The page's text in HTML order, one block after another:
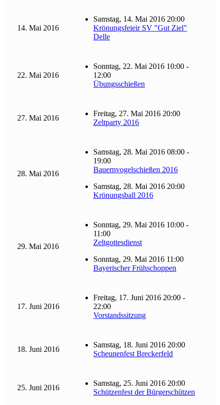
14. Mai 2016
Samstag, 14. Mai 2016 20:00
Krönungsfeieir SV "Gut Ziel"
Delle
22. Mai 2016
Sonntag, 22. Mai 2016 10:00 -
12:00
Übungsschießen
27. Mai 2016
Freitag, 27. Mai 2016 20:00
Zeltparty 2016
28. Mai 2016
Samstag, 28. Mai 2016 08:00 -
19:00
Bauernvogelschießen 2016
Samstag, 28. Mai 2016 20:00
Krönungsball 2016
29. Mai 2016
Sonntag, 29. Mai 2016 10:00 -
11:00
Zeltgottesdienst
Sonntag, 29. Mai 2016 11:00
Bayerischer Frühschoppen
17. Juni 2016
Freitag, 17. Juni 2016 20:00 -
22:00
Vorstandssitzung
18. Juni 2016
Samstag, 18. Juni 2016 20:00
Scheunenfest Breckerfeld
25. Juni 2016
Samstag, 25. Juni 2016 20:00
Schützenfest der Bürgerschützen